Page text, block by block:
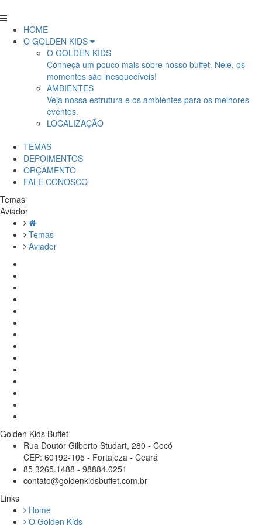
HOME
O GOLDEN KIDS
O GOLDEN KIDS
Conheça um pouco mais sobre nosso buffet. Nele, os
momentos são inesquecíveis!
AMBIENTES
Veja nossa estrutura e os ambientes para os melhores
eventos.
LOCALIZAÇÃO
TEMAS
DEPOIMENTOS
ORÇAMENTO
FALE CONOSCO
Temas
Aviador
Temas
Aviador
Golden Kids Buffet
Rua Doutor Gilberto Studart, 280 - Cocó
CEP: 60192-105 - Fortaleza - Ceará
85 3265.1488 - 98884.0251
contato@goldenkidsbuffet.com.br
Links
Home
O Golden Kids